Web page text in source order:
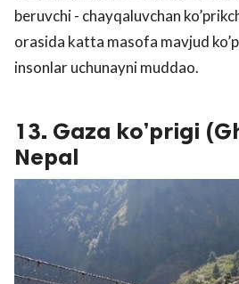
beruvchi - chayqaluvchan
orasida katta masofa mavjud
insonlar uchunayni muddao.
13. Gaza ko’prigi
Nepal